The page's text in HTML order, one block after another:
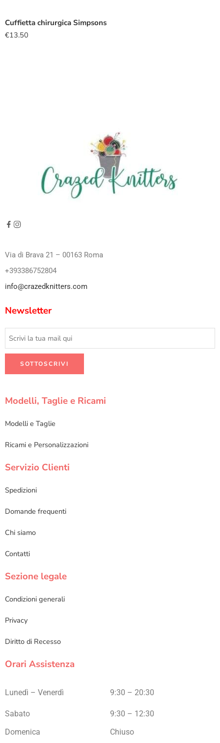
Cuffietta chirurgica Simpsons
€13.50
Via di Brava 21 – 00163 Roma
+393386752804
info@crazedknitters.com
Newsletter
Modelli, Taglie e Ricami
Modelli e Taglie
Ricami e Personalizzazioni
Servizio Clienti
Spedizioni
Domande frequenti
Chi siamo
Contatti
Sezione legale
Condizioni generali
Privacy
Diritto di Recesso
Orari Assistenza
Lunedì – Venerdì 9:30 – 20:30
Sabato 9:30 – 12:30
Domenica Chiuso